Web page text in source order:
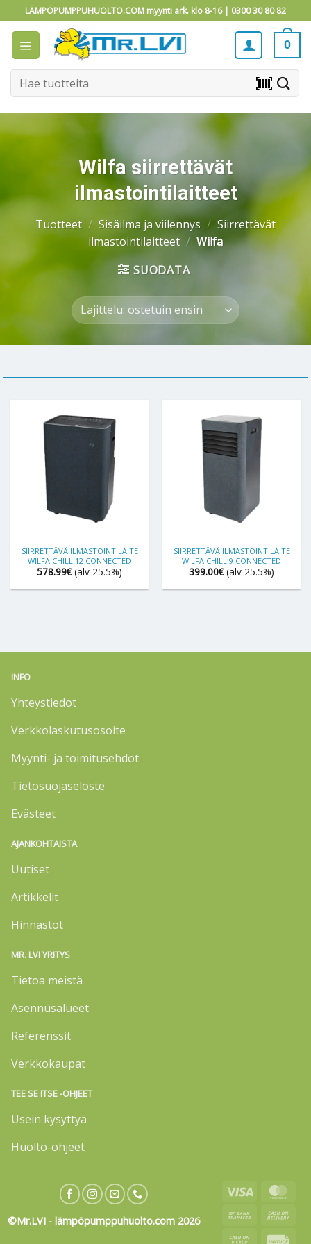
to
content
LÄMPÖPUMPPUHUOLTO.COM myynti ark. klo 8-16 | 0300 30 80 82
0
Etsi: barcode_scanner
Wilfa siirrettävät
ilmastointilaitteet
Tuotteet / Sisäilma ja viilennys / Siirrettävät
ilmastointilaitteet / Wilfa
SUODATA
SIIRRETTÄVÄ ILMASTOINTILAITE
WILFA CHILL 12 CONNECTED
578.99€ (alv 25.5%)
SIIRRETTÄVÄ ILMASTOINTILAITE
WILFA CHILL 9 CONNECTED
399.00€ (alv 25.5%)
INFO
Yhteystiedot
Verkkolaskutusosoite
Myynti- ja toimitusehdot
Tietosuojaseloste
Evästeet
AJANKOHTAISTA
Uutiset
Artikkelit
Hinnastot
MR. LVI YRITYS
Tietoa meistä
Asennusalueet
Referenssit
Verkkokaupat
TEE SE ITSE -OHJEET
Usein kysyttyä
Huolto-ohjeet
©Mr.LVI - lämpöpumppuhuolto.com 2026
Visa
Bank
Cash